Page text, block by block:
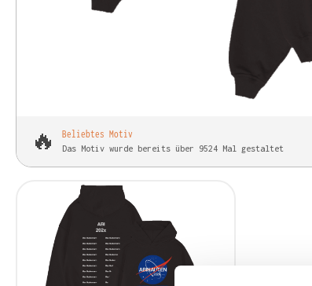
🔥 Beliebtes Motiv
Das Motiv wurde bereits über 9524 Mal gestaltet